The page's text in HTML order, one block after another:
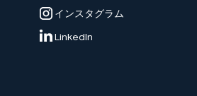
インスタグラム
LinkedIn